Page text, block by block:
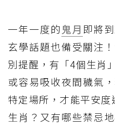
一年一度的鬼月 即將
玄學話題也備受關注
別提醒，有「4個生肖
或容易吸收夜間穢氣
特定場所，才能平安
生肖？又有哪些禁忌